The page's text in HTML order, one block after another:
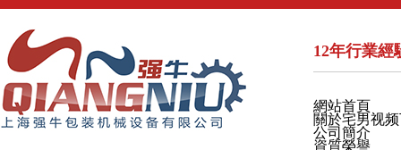
12年行業經驗
網站首頁
關於宅男视
公司簡介
資質榮譽